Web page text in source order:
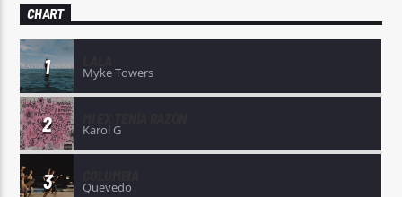
CHART
1 Myke Towers
2 Karol G
3 Quevedo